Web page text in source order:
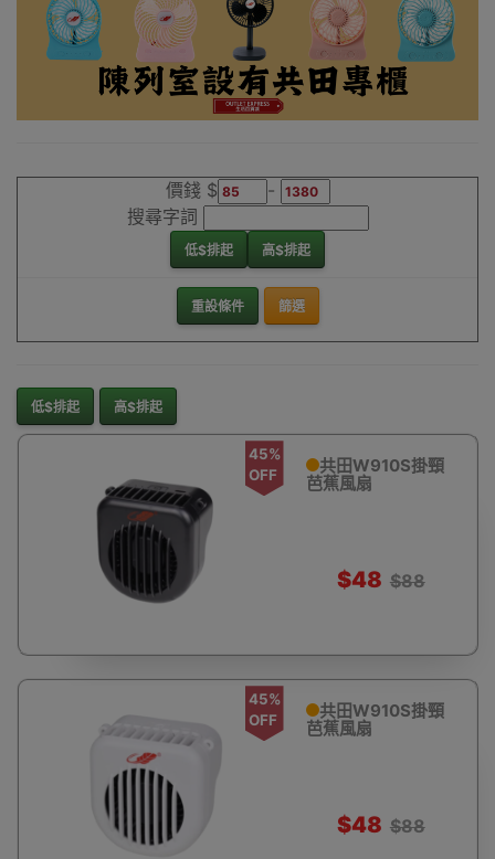
價錢 $
-
搜尋字詞
低$排起 高$排起
重設條件 篩選
低$排起 高$排起
45%
OFF
共田W910S掛頸
芭蕉風扇
$48 $88
45%
OFF
共田W910S掛頸
芭蕉風扇
$48 $88